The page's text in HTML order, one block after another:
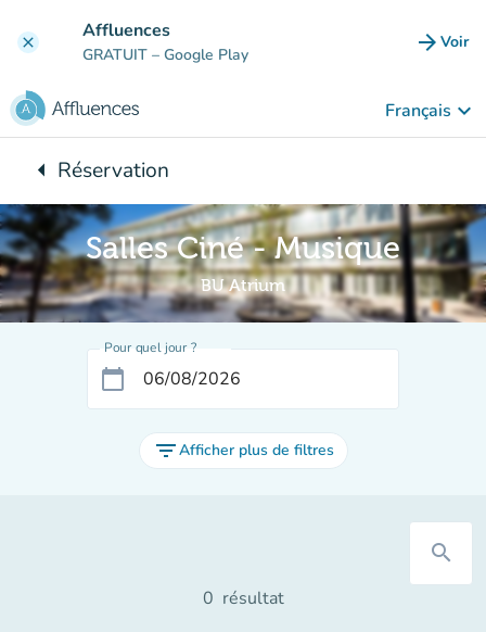
clear Affluences
GRATUIT – Google Play arrow_forward Voir
Français keyboard_arrow_down
arrow_leftRetour à :
Réservation
Salles Ciné - Musique
BU Atrium
Pour quel jour ?
calendar_today
filter_listAfficher plus de filtres
search
0 résultat